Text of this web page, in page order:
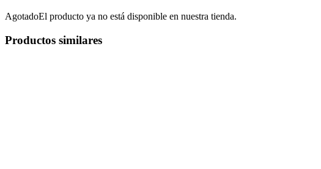
AgotadoEl producto ya no está disponible en nuestra tienda.
Productos similares